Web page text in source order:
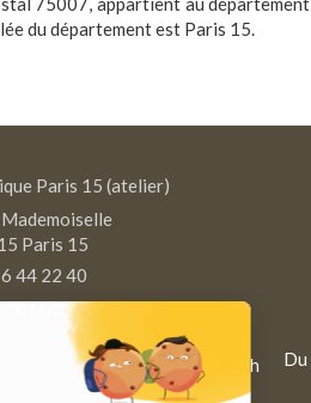
du département est Paris 15.
Paris 15 (atelier)
Paris 15
44 22 40
67 01 37
9h-19h Du